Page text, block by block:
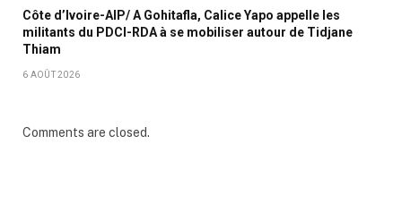
Côte d’Ivoire-AIP/ A Gohitafla, Calice Yapo appelle les
militants du PDCI-RDA à se mobiliser autour de Tidjane
Thiam
6 AOÛT 2026
Comments are closed.